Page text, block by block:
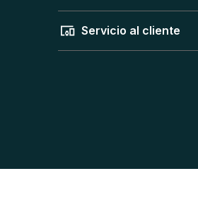
Servicio al cliente